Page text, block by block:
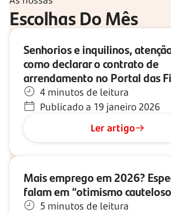
Escolhas Do Mês
Senhorios e inquilinos,
como declarar o contrato de
arrendamento no Portal das
4 minutos de leitura
Publicado a 19 janeiro 2026
Ler artigo
Mais emprego em 2026?
falam em “otimismo
5 minutos de leitura